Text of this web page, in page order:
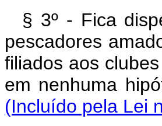
§ 3º - Fica
pescadores
filiados aos
em nenhuma
(Incluído pela Lei